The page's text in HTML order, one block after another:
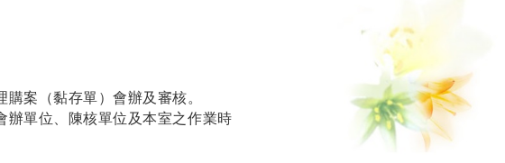
案（黏存單）會辦及審核。
辦單位、陳核單位及本室之作業時